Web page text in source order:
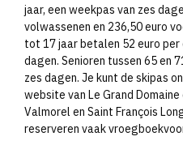
jaar, een weekpas van zes
volwassenen en 236,50 euro
tot 17 jaar betalen 52 euro per
dagen. Senioren tussen 65 en
zes dagen. Je kunt de skipas
website van Le Grand
Valmorel en Saint François
reserveren vaak